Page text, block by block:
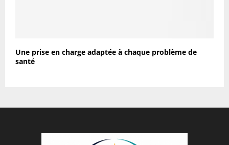
Une prise en charge adaptée à chaque problème de
santé